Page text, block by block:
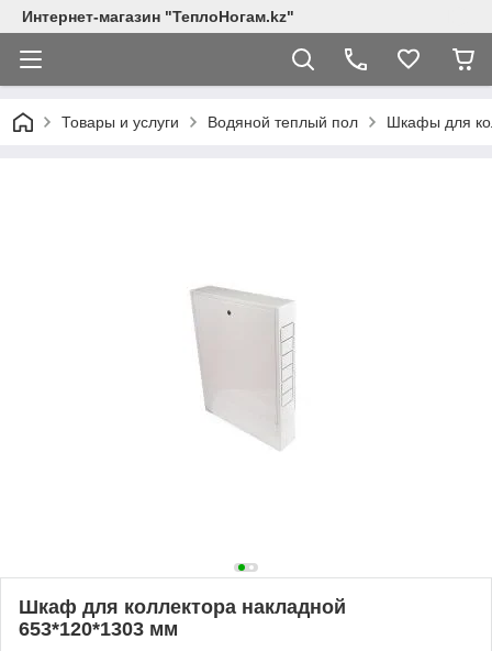
Интернет-магазин "ТеплоНогам.kz"
Товары и услуги Водяной теплый пол Шкафы для
Шкаф для коллектора накладной
653*120*1303 мм